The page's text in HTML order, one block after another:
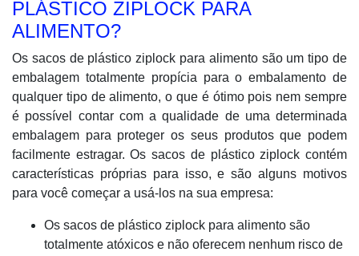
PLÁSTICO ZIPLOCK PARA
ALIMENTO?
Os sacos de plástico ziplock para alimento são um tipo de
embalagem totalmente propícia para o embalamento de
qualquer tipo de alimento, o que é ótimo pois nem sempre
é possível contar com a qualidade de uma determinada
embalagem para proteger os seus produtos que podem
facilmente estragar. Os sacos de plástico ziplock contém
características próprias para isso, e são alguns motivos
para você começar a usá-los na sua empresa:
Os sacos de plástico ziplock para alimento são
totalmente atóxicos e não oferecem nenhum risco de